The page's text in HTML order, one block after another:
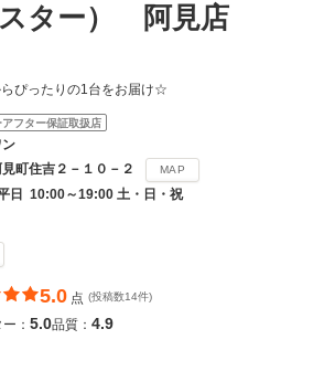
スター） 阿見店
ぴったりの1台をお届け☆
フター保証取扱店
町住吉２－１０－２ MAP
日 10:00～19:00 土・日・祝
5.0 点 (投稿数14件)
： 5.0品質： 4.9